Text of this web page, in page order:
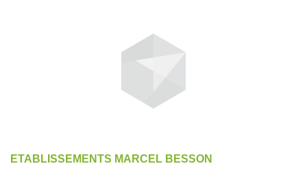
ETABLISSEMENTS MARCEL BESSON